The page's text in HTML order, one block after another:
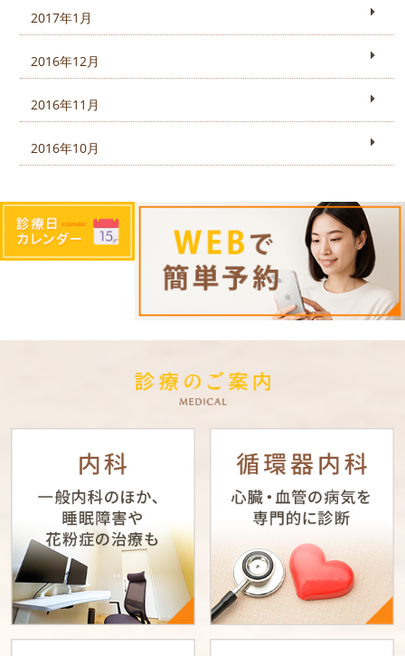
2017年1月
2016年12月
2016年11月
2016年10月